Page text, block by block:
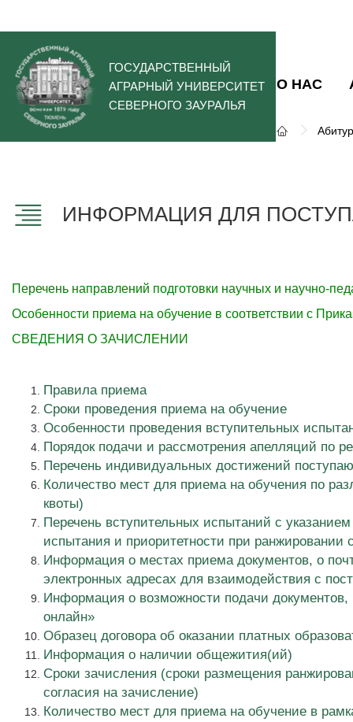
ГОСУДАРСТВЕННЫЙ
АГРАРНЫЙ УНИВЕРСИТЕТ
СЕВЕРНОГО ЗАУРАЛЬЯ
О НАС
ИНФОРМАЦИЯ ДЛЯ
Перечень направлений подготовки научных и научно-
Особенности приема на обучение в соответствии с
СВЕДЕНИЯ О ЗАЧИСЛЕНИИ
Правила приема
Сроки проведения приема на обучение
Особенности проведения вступительных
Порядок подачи и рассмотрения апелляций по
Перечень индивидуальных достижений
Количество мест для приема на обучения по
квоты)
Перечень вступительных испытаний с
испытания и приоритетности при ранжировании
Информация о местах приема документов, о
электронных адресах для взаимодействия с
Информация о возможности подачи
онлайн»
Образец договора об оказании платных
Информация о наличии общежития(ий)
Сроки зачисления (сроки размещения
согласия на зачисление)
Количество мест для приема на обучение в